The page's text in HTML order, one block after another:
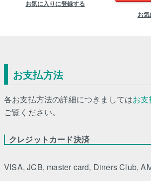
お気に入りに登録する
お
お支払方法
各お支払方法の詳細につきましてはお
ご覧ください。
クレジットカード決済
VISA, JCB, master card, Diners Club,